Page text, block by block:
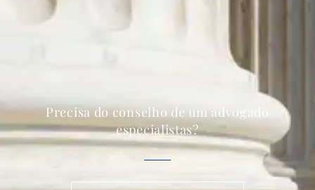
Precisa do conselho de um advogado
especialistas?